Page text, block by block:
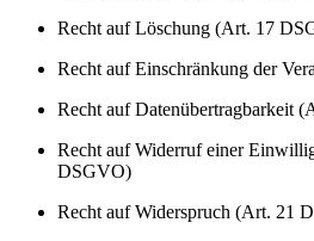
Recht auf Löschung (Art. 17
Recht auf Einschränkung der
Recht auf Datenübertragbarkeit
Recht auf Widerruf einer
DSGVO)
Recht auf Widerspruch (Art. 21